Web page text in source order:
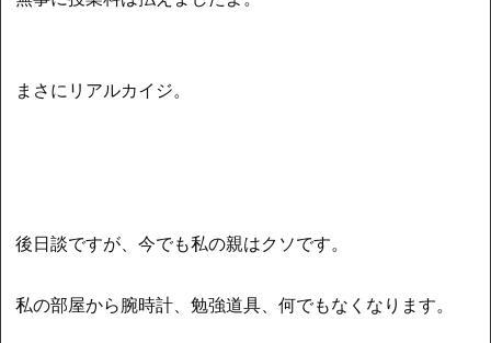
まさにリアルカイジ。
後日談ですが、今でも私の親はクソです。
私の部屋から腕時計、勉強道具、何でもなくなります。